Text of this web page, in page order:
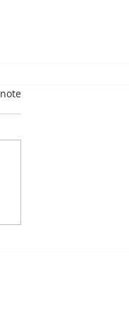
en dessinant le